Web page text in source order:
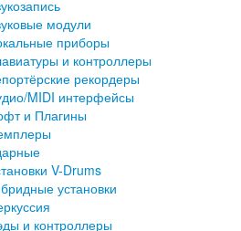
модули
приборы
и контроллеры
рекордеры
MIDI интерфейсы
и Плагины
V-Drums
установки
и контроллеры